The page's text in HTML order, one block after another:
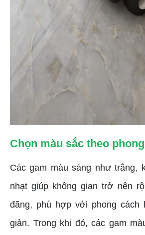
Chọn màu sắc theo
Các gam màu sáng như trắng,
nhạt giúp không gian trở nên
đãng, phù hợp với phong cách
giản. Trong khi đó, các gam